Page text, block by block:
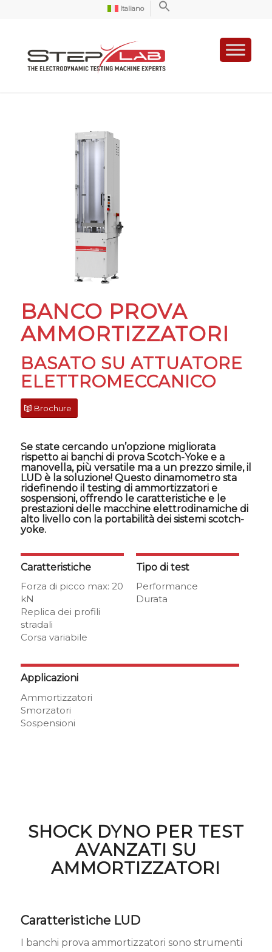
Italiano
BANCO PROVA
AMMORTIZZATORI
BASATO SU ATTUATORE
ELETTROMECCANICO
Brochure
Se state cercando un’opzione migliorata
rispetto ai banchi di prova Scotch-Yoke e a
manovella, più versatile ma a un prezzo simile, il
LUD è la soluzione! Questo dinamometro sta
ridefinendo il testing di ammortizzatori e
sospensioni, offrendo le caratteristiche e le
prestazioni delle macchine elettrodinamiche di
alto livello con la portabilità dei sistemi scotch-
yoke.
Caratteristiche
Forza di picco max: 20
kN
Replica dei profili
stradali
Corsa variabile
Tipo di test
Performance
Durata
Applicazioni
Ammortizzatori
Smorzatori
Sospensioni
SHOCK DYNO PER TEST
AVANZATI SU
AMMORTIZZATORI
Caratteristiche LUD
I banchi prova ammortizzatori sono strumenti